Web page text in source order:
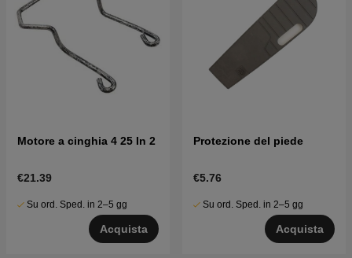
Motore a cinghia 4 25 In 2
€21.39
Su ord. Sped. in 2–5 gg
Acquista
Protezione del piede
€5.76
Su ord. Sped. in 2–5 gg
Acquista